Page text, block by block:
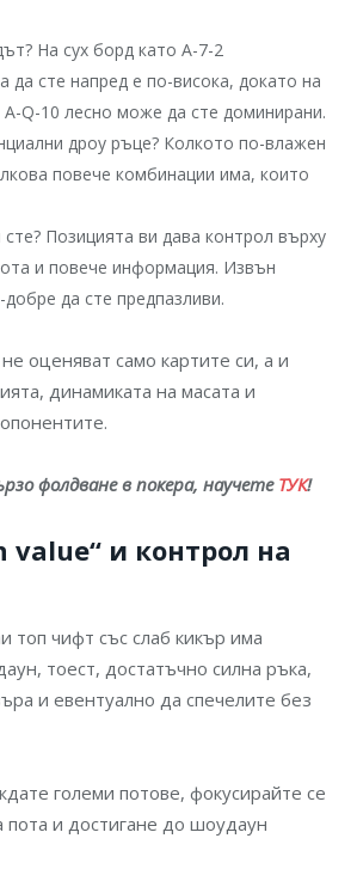
На сух борд като A-7-2
да сте напред е по-висока, докато на
Q-10 лесно може да сте доминирани.
дроу ръце? Колкото по-влажен
повече комбинации има, които
Позицията ви дава контрол върху
и повече информация. Извън
да сте предпазливи.
оценяват само картите си, а и
динамиката на масата и
фолдване в покера, научете ТУК!
value“ и контрол на
топ чифт със слаб кикър има
тоест, достатъчно силна ръка,
и евентуално да спечелите без
големи потове, фокусирайте се
пота и достигане до шоудаун